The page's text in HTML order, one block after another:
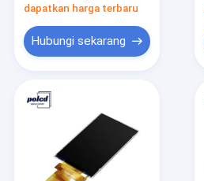
dapatkan harga terbaru
Hubungi sekarang